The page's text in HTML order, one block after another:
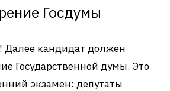
Госдумы
Далее кандидат должен
Государственной думы. Это
экзамен: депутаты